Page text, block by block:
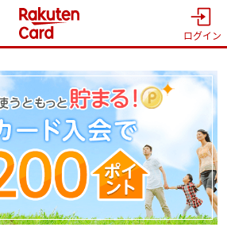
ログイン